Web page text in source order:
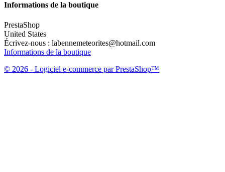
Informations de la boutique
PrestaShop
United States
Écrivez-nous : labennemeteorites@hotmail.com
Informations de la boutique
© 2026 - Logiciel e-commerce par PrestaShop™